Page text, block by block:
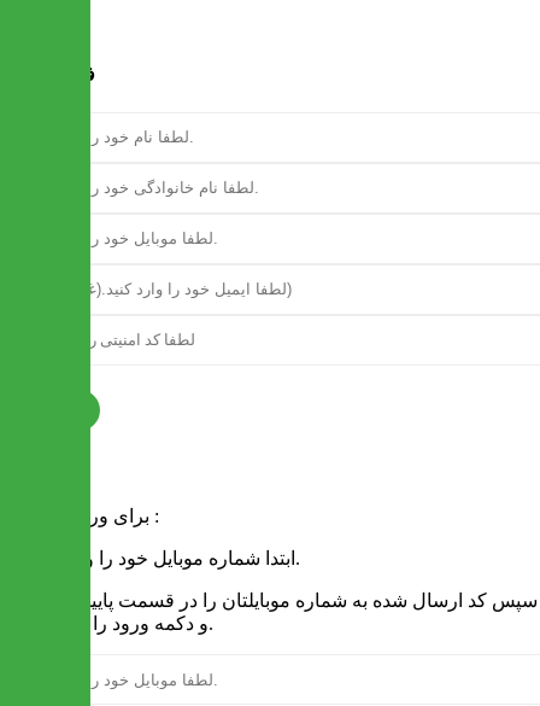
فرم ثبت نام
برای ورود به سایت :
1 - ابتدا شماره موبایل خود را وارد کنید.
و دکمه ورود را انتخاب کنید.